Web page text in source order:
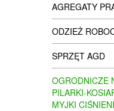
AGREGATY
ODZIEŻ
SPRZĘT AGD
OGRODNICZE
PILARKI-
MYJKI